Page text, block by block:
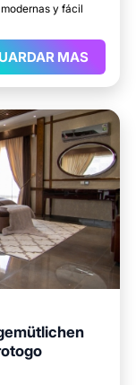
y fácil
MAS